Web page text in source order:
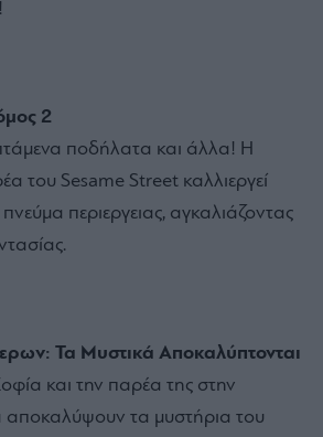
2
ποδήλατα και άλλα! Η
του Sesame Street καλλιεργεί
περιεργειας, αγκαλιάζοντας
Τα Μυστικά Αποκαλύπτονται
και την παρέα της στην
αποκαλύψουν τα μυστήρια του